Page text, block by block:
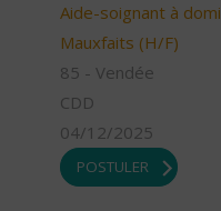
Aide-soignant à
Mauxfaits (H/F)
85 - Vendée
CDD
04/12/2025
POSTULER